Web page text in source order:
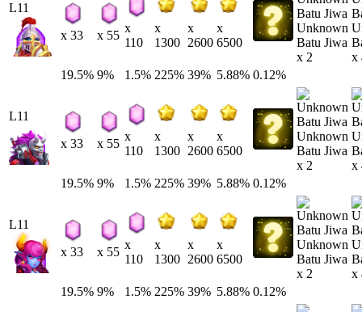
L11
x 33 x 55
x
110
x
1300
x
2600
x
6500
Unknown
Batu Jiwa
x 2
x
19.5% 9% 1.5% 225% 39% 5.88% 0.12%
L11
x 33 x 55
x
110
x
1300
x
2600
x
6500
Unknown
Batu Jiwa
x 2
x
19.5% 9% 1.5% 225% 39% 5.88% 0.12%
L11
x 33 x 55
x
110
x
1300
x
2600
x
6500
Unknown
Batu Jiwa
x 2
x
19.5% 9% 1.5% 225% 39% 5.88% 0.12%